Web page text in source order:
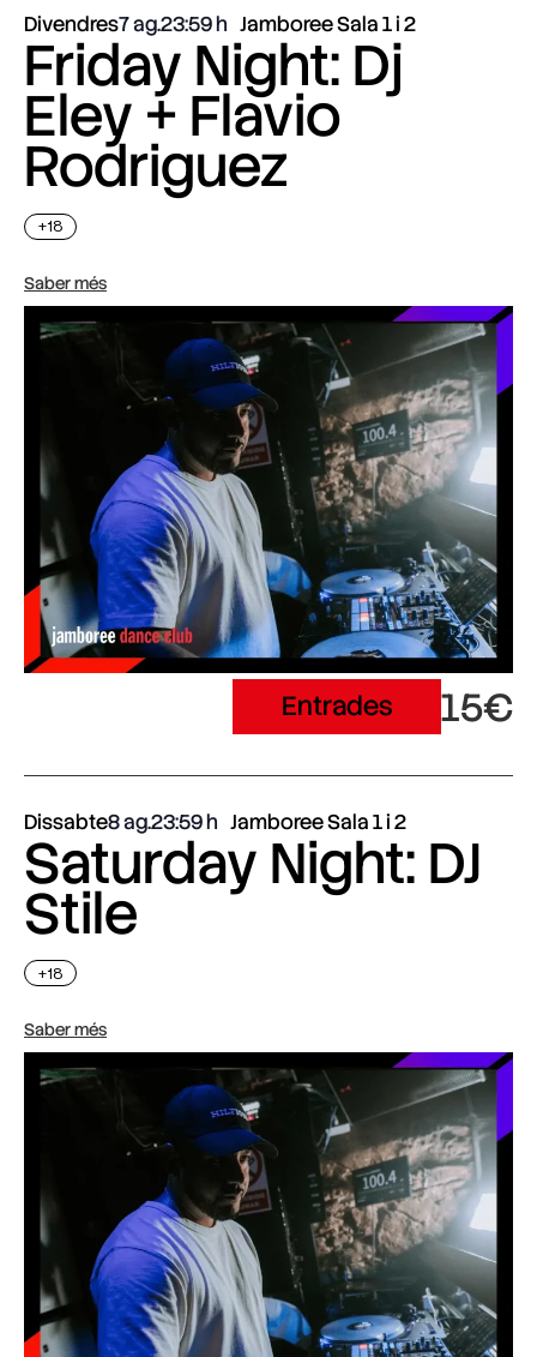
Divendres7 ag.23:59 Jamboree Sala 1 i 2
Friday Night: Dj
Eley + Flavio
Rodriguez
+18
Saber més
Entrades 15€
Dissabte8 ag.23:59 Jamboree Sala 1 i 2
Saturday Night: DJ
Stile
+18
Saber més